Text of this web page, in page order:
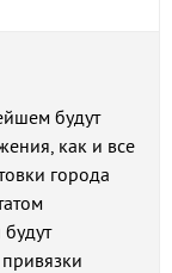
будут
как и все
города